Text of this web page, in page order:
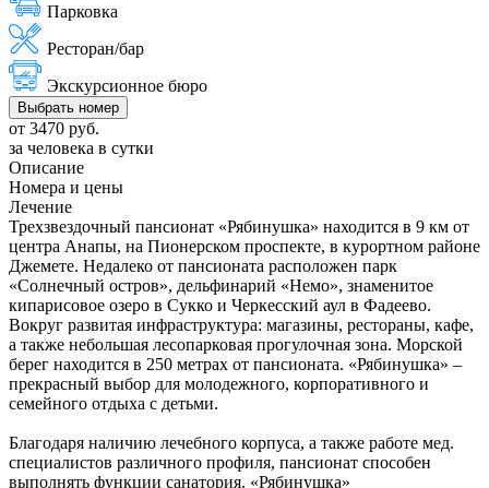
Парковка
Ресторан/бар
Экскурсионное бюро
Выбрать номер
от 3470 руб.
за человека в сутки
Описание
Номера и цены
Лечение
Трехзвездочный пансионат «Рябинушка» находится в 9 км от
центра Анапы, на Пионерском проспекте, в курортном районе
Джемете. Недалеко от пансионата расположен парк
«Солнечный остров», дельфинарий «Немо», знаменитое
кипарисовое озеро в Сукко и Черкесский аул в Фадеево.
Вокруг развитая инфраструктура: магазины, рестораны, кафе,
а также небольшая лесопарковая прогулочная зона. Морской
берег находится в 250 метрах от пансионата. «Рябинушка» –
прекрасный выбор для молодежного, корпоративного и
семейного отдыха с детьми.
Благодаря наличию лечебного корпуса, а также работе мед.
специалистов различного профиля, пансионат способен
выполнять функции санатория. «Рябинушка»